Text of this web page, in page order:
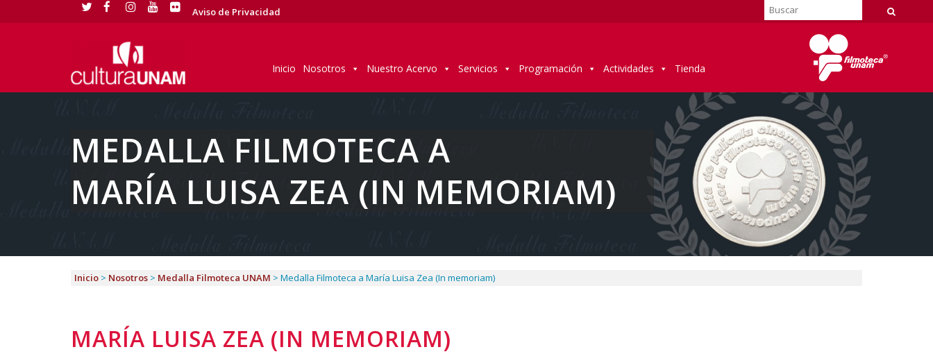
Aviso de Privacidad
Inicio Nosotros Nuestro Acervo Servicios Programación Actividades Tienda
MEDALLA FILMOTECA A
MARÍA LUISA ZEA (IN MEMORIAM)
Inicio > Nosotros > Medalla Filmoteca UNAM > Medalla Filmoteca a María Luisa Zea (In memoriam)
MARÍA LUISA ZEA (IN MEMORIAM)